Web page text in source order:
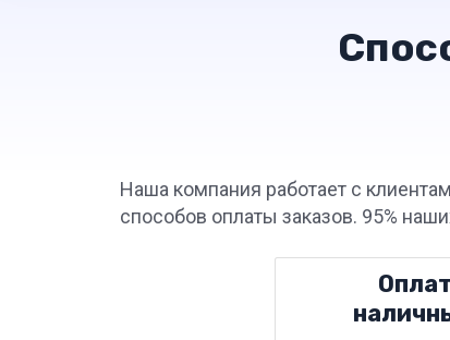
Наша компания работает с
способов оплаты заказов. 95%